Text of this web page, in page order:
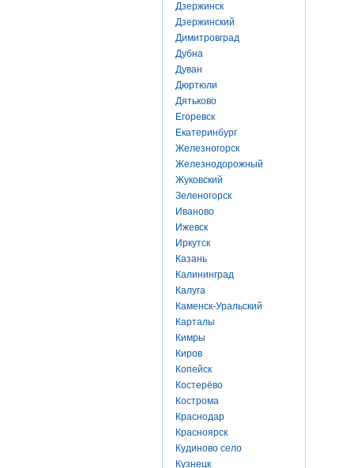
Дзержинск
Дзержинский
Димитровград
Дубна
Дуван
Дюртюли
Дятьково
Егоревск
Екатеринбург
Железногорск
Железнодорожный
Жуковский
Зеленогорск
Иваново
Ижевск
Иркутск
Казань
Калининград
Калуга
Каменск-Уральский
Карталы
Кимры
Киров
Копейск
Костерёво
Кострома
Краснодар
Красноярск
Кудиново село
Кузнецк